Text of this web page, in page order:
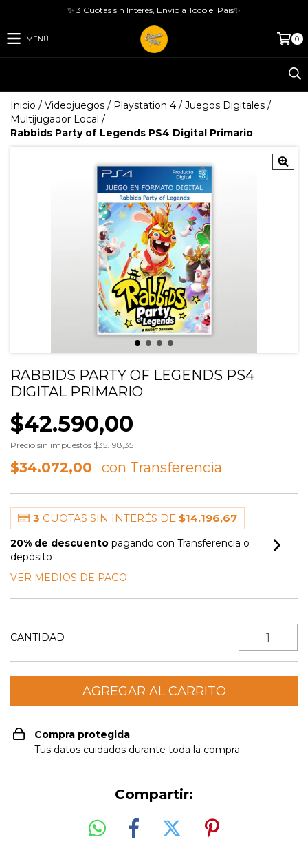
✨ 3 Cuotas sin Interés, Envío a Todo el Pais✨
MENÚ 0
Inicio / Videojuegos / Playstation 4 / Juegos Digitales /
Multijugador Local /
Rabbids Party of Legends PS4 Digital Primario
RABBIDS PARTY OF LEGENDS PS4
DIGITAL PRIMARIO
$42.590,00
Precio sin impuestos $35.198,35
$34.072,00
3 CUOTAS SIN INTERÉS DE $14.196,67
20% de descuento pagando con Transferencia o
depósito
VER MEDIOS DE PAGO
CANTIDAD
Compra protegida
Tus datos cuidados durante toda la compra.
Compartir: